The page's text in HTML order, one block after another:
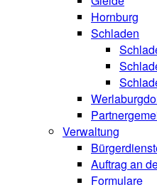
Hornburg
Schladen
Verwaltung
Auftrag an
Formulare